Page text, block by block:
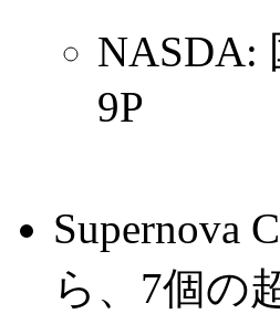
NASDA:
9P
Supernova
ら、7個の